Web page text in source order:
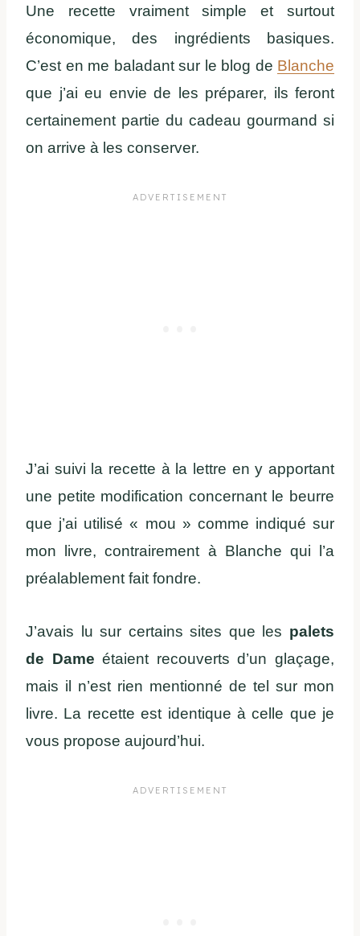
Une recette vraiment simple et surtout
économique, des ingrédients basiques.
C’est en me baladant sur le blog de Blanche
que j’ai eu envie de les préparer, ils feront
certainement partie du cadeau gourmand si
on arrive à les conserver.
J’ai suivi la recette à la lettre en y apportant
une petite modification concernant le beurre
que j’ai utilisé « mou » comme indiqué sur
mon livre, contrairement à Blanche qui l’a
préalablement fait fondre.
J’avais lu sur certains sites que les palets
de Dame étaient recouverts d’un glaçage,
mais il n’est rien mentionné de tel sur mon
livre. La recette est identique à celle que je
vous propose aujourd’hui.